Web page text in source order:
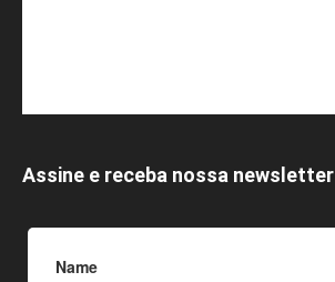
Assine e receba nossa newsletter